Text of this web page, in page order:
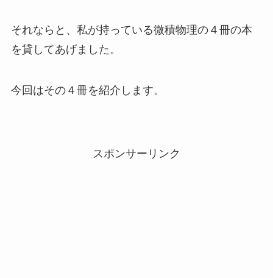
それならと、私が持っている微積物理の４冊の本
を貸してあげました。
今回はその４冊を紹介します。
スポンサーリンク